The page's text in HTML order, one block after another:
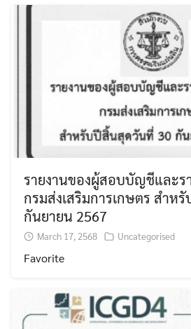
รายงานของผู้สอบบัญชีและร
กรมส่งเสริมการเกษตร สำห
กันยายน 2567
March 17, 2568 Uncategorised
Favorite